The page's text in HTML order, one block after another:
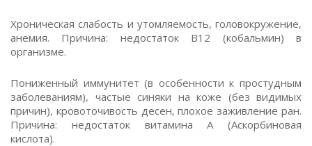
Хроническая слабость и утомляемость, головокружение,
анемия. Причина: недостаток В12 (кобальмин) в
организме.
Пониженный иммунитет (в особенности к простудным
заболеваниям), частые синяки на коже (без видимых
причин), кровоточивость десен, плохое заживление ран.
Причина: недостаток витамина А (Аскорбиновая
кислота).